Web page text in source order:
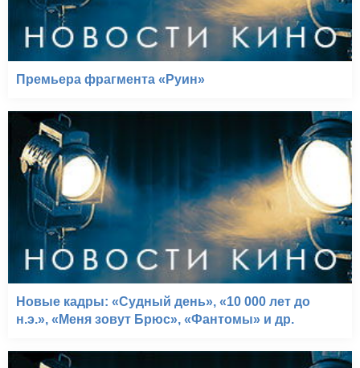
Премьера фрагмента «Руин»
Новые кадры: «Судный день», «10 000 лет до
н.э.», «Меня зовут Брюс», «Фантомы» и др.